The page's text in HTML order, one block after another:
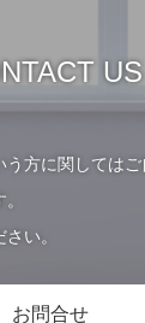
US
方に関しては
い。
お問合せ